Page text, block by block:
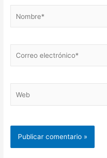
electrónico*